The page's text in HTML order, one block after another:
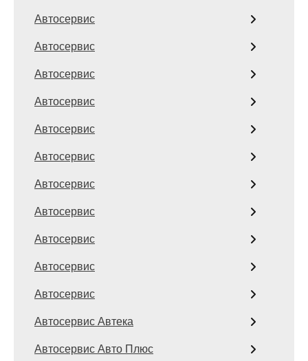
Автосервис
Автосервис
Автосервис
Автосервис
Автосервис
Автосервис
Автосервис
Автосервис
Автосервис
Автосервис
Автосервис
Автосервис Автека
Автосервис Авто Плюс